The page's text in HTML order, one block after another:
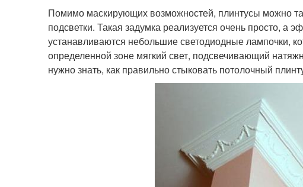
Помимо маскирующих возможностей, плинтусы можно
подсветки. Такая задумка реализуется очень просто, а
устанавливаются небольшие светодиодные лампочки,
определенной зоне мягкий свет, подсвечивающий
нужно знать, как правильно стыковать потолочный